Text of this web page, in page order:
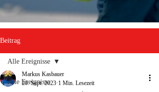
Beitrag
Alle Ereignisse
Alle Ereignisse
Markus Kasbauer
20. Sept. 2023 1 Min. Lesezeit